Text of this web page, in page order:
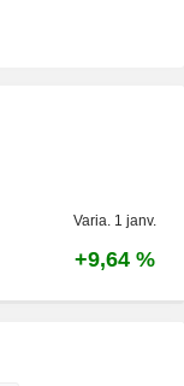
Varia. 1 janv.
+9,64 %